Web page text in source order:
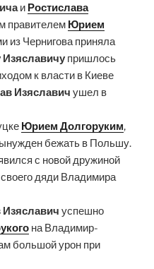
и Ростислава
правителем Юрием
из Чернигова приняла
Изяславичу пришлось
к власти в Киеве
Изяславич ушел в
Юрием Долгоруким,
бежать в Польшу.
с новой дружиной
дяди Владимира
успешно
на Владимир-
большой урон при